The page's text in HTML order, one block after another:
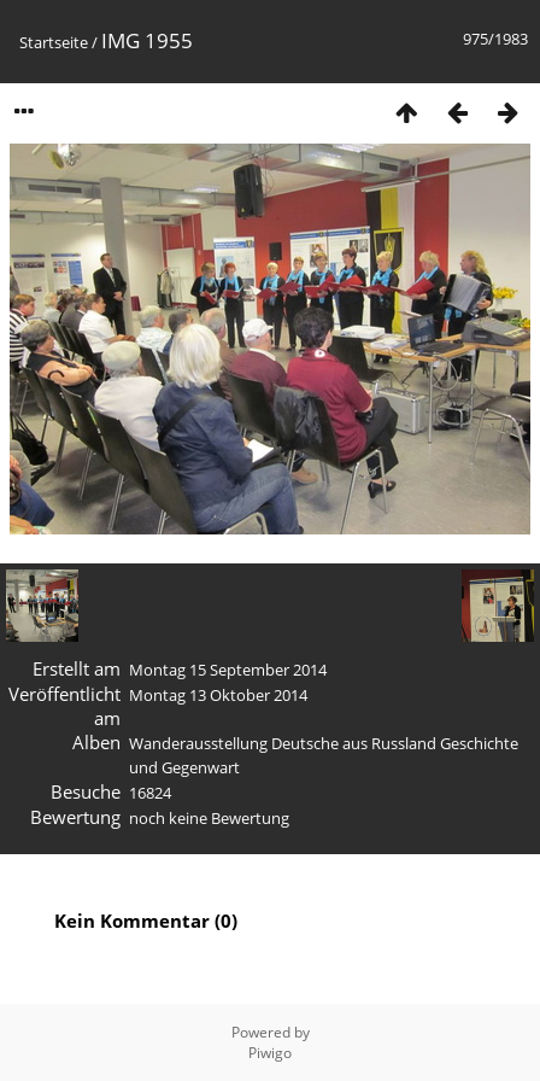
975/1983
Startseite/ IMG 1955
Erstellt am Montag 15 September 2014
Veröffentlicht
am
Montag 13 Oktober 2014
Alben Wanderausstellung Deutsche aus Russland Geschichte
und Gegenwart
Besuche 16824
Bewertung noch keine Bewertung
Kein Kommentar (0)
Powered by
Piwigo